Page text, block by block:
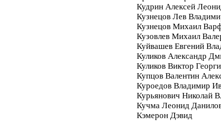
Кудрин Алексей
Кузнецов Лев
Кузнецов Михаил
Кузовлев Михаил
Куйвашев Евгений
Куликов Александр
Куликов Виктор
Купцов Валентин
Куроедов Владимир
Курьянович Николай
Кучма Леонид
Кэмерон Дэвид